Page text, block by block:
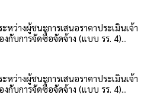
ะหว่างผู้ชนะการเสนอราคาประเมินเจ้า
กับการจัดซื้อจัดจ้าง (แบบ รร. 4)...
ะหว่างผู้ชนะการเสนอราคาประเมินเจ้า
กับการจัดซื้อจัดจ้าง (แบบ รร. 4)...